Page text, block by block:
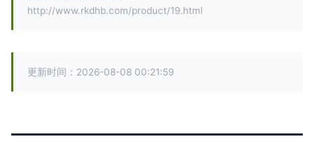
http://www.rkdhb.com/product/19.html
更新时间：2026-08-08 00:21:59